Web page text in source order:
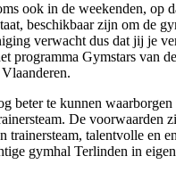
ook in de weekenden, op
beschikbaar zijn om de
verwacht dus dat jij je
programma Gymstars van de
beter te kunnen
De voorwaarden
trainersteam, talentvolle en
gymhal Terlinden in